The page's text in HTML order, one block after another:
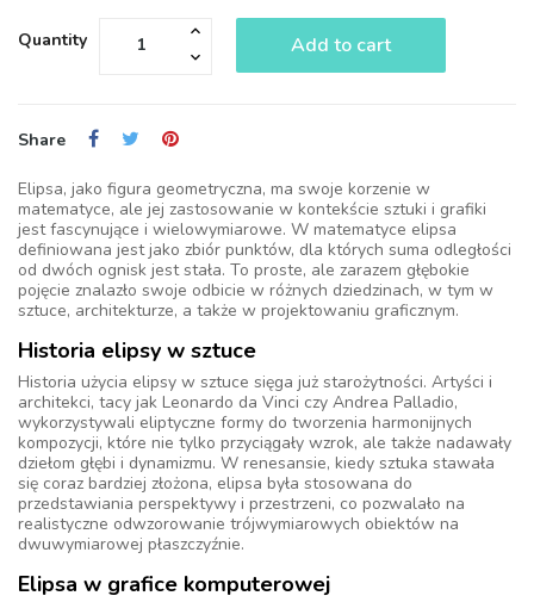
Quantity Add to cart
Share
Elipsa, jako figura geometryczna, ma swoje korzenie w
matematyce, ale jej zastosowanie w kontekście sztuki i grafiki
jest fascynujące i wielowymiarowe. W matematyce elipsa
definiowana jest jako zbiór punktów, dla których suma odległości
od dwóch ognisk jest stała. To proste, ale zarazem głębokie
pojęcie znalazło swoje odbicie w różnych dziedzinach, w tym w
sztuce, architekturze, a także w projektowaniu graficznym.
Historia elipsy w sztuce
Historia użycia elipsy w sztuce sięga już starożytności. Artyści i
architekci, tacy jak Leonardo da Vinci czy Andrea Palladio,
wykorzystywali eliptyczne formy do tworzenia harmonijnych
kompozycji, które nie tylko przyciągały wzrok, ale także nadawały
dziełom głębi i dynamizmu. W renesansie, kiedy sztuka stawała
się coraz bardziej złożona, elipsa była stosowana do
przedstawiania perspektywy i przestrzeni, co pozwalało na
realistyczne odwzorowanie trójwymiarowych obiektów na
dwuwymiarowej płaszczyźnie.
Elipsa w grafice komputerowej